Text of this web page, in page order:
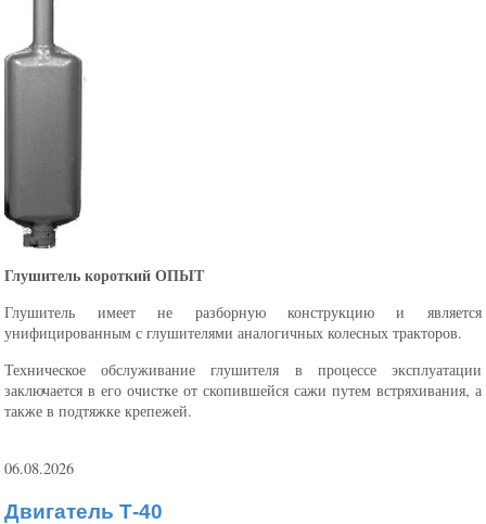
Глушитель короткий ОПЫТ
Глушитель имеет не разборную конструкцию и является
унифицированным с глушителями аналогичных колесных тракторов.
Техническое обслуживание глушителя в процессе эксплуатации
заключается в его очистке от скопившейся сажи путем встряхивания, а
также в подтяжке крепежей.
06.08.2026
Двигатель Т-40